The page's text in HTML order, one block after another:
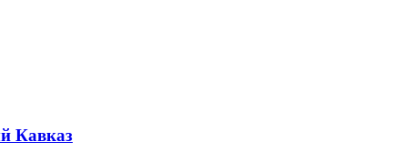
Кавказ